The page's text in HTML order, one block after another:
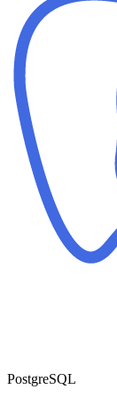
PostgreSQL